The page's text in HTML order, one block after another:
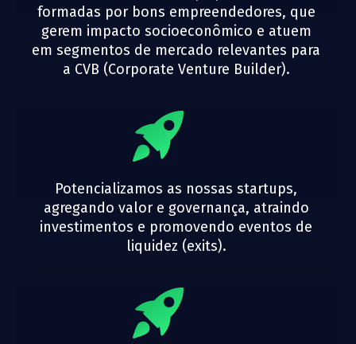
formadas por bons empreendedores, que
gerem impacto socioeconômico e atuem
em segmentos de mercado relevantes para
a CVB (Corporate Venture Builder).
Potencializamos as nossas startups,
agregando valor e governança, atraindo
investimentos e promovendo eventos de
liquidez (exits).